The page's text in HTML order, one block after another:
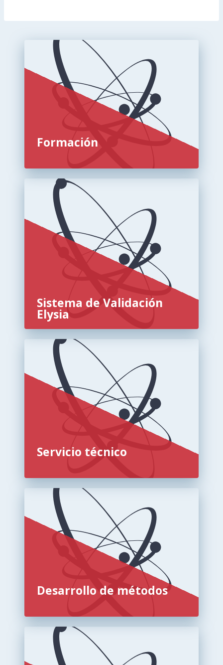
Formación
Sistema de Validación
Elysia
Servicio técnico
Desarrollo de métodos